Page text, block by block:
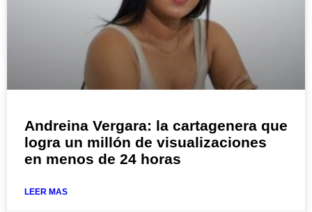
Andreina Vergara: la cartagenera que
logra un millón de visualizaciones
en menos de 24 horas
LEER MAS